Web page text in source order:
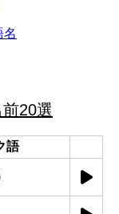
名
20選
語